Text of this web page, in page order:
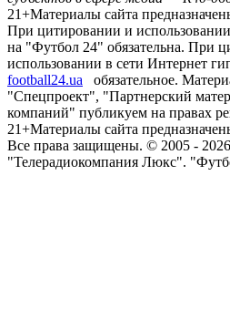
21+Материалы сайта
При цитировании и
на "Футбол 24" обязательна. При
использовании в сети Интернет
football24.ua
обязательное.
"Спецпроект", "Партнерский
компаний" публикуем на правах
21+Материалы сайта
Все права защищены. © 2005 - 2026
"Телерадиокомпания Люкс".